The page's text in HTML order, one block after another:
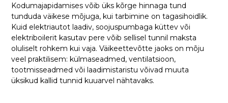
Kodumajapidamises võib üks kõrge hinnaga tund
tunduda väikese mõjuga, kui tarbimine on tagasihoidlik.
Kuid elektriautot laadiv, soojuspumbaga küttev või
elektriboilerit kasutav pere võib sellisel tunnil maksta
oluliselt rohkem kui vaja. Väikeettevõtte jaoks on mõju
veel praktilisem: külmaseadmed, ventilatsioon,
tootmisseadmed või laadimistaristu võivad muuta
üksikud kallid tunnid kuuarvel nähtavaks.